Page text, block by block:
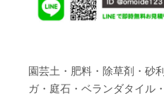
園芸土・肥料・除草剤・砂
ガ・庭石・ベランダタイル